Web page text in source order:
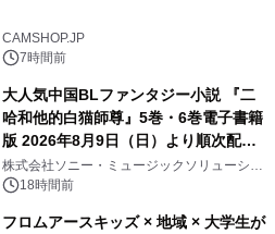
CAMSHOP.JP
7時間前
大人気中国BLファンタジー小説 『二
哈和他的白猫師尊』5巻・6巻電子書籍
版 2026年8月9日（日）より順次配信
開始
株式会社ソニー・ミュージックソリューショ
ンズ18時間前
フロムアースキッズ × 地域 × 大学生が